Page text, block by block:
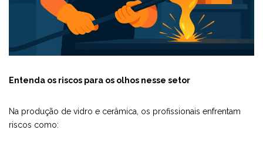
Entenda os riscos para os olhos nesse setor
Na produção de vidro e cerâmica, os profissionais enfrentam
riscos como: